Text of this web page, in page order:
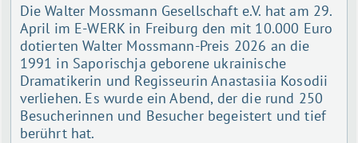
Die Walter Mossmann Gesellschaft e.V. hat am 29.
April im E-WERK in Freiburg den mit 10.000 Euro
dotierten Walter Mossmann-Preis 2026 an die
1991 in Saporischja geborene ukrainische
Dramatikerin und Regisseurin Anastasiia Kosodii
verliehen. Es wurde ein Abend, der die rund 250
Besucherinnen und Besucher begeistert und tief
berührt hat.